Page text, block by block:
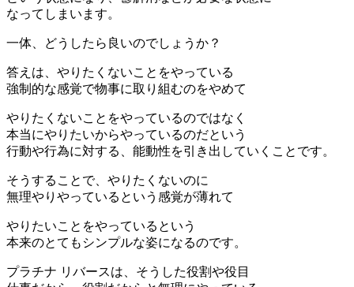
なってしまいます。
一体、どうしたら良いのでしょうか？
答えは、やりたくないことをやっている
強制的な感覚で物事に取り組むのをやめて
やりたくないことをやっているのではなく
本当にやりたいからやっているのだという
行動や行為に対する、能動性を引き出していくことです。
そうすることで、やりたくないのに
無理やりやっているという感覚が薄れて
やりたいことをやっているという
本来のとてもシンプルな姿になるのです。
プラチナ リバースは、そうした役割や役目